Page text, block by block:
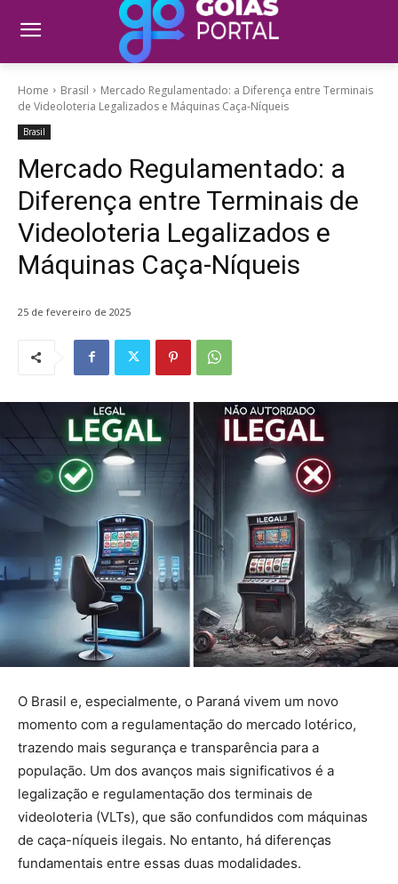
Home Brasil
Mercado Regulamentado: a Diferença entre Terminais
de Videoloteria Legalizados e Máquinas Caça-Níqueis
Brasil
Mercado Regulamentado: a
Diferença entre Terminais de
Videoloteria Legalizados e
Máquinas Caça-Níqueis
25 de fevereiro de 2025
O Brasil e, especialmente, o Paraná vivem um novo
momento com a regulamentação do mercado lotérico,
trazendo mais segurança e transparência para a
população. Um dos avanços mais significativos é a
legalização e regulamentação dos terminais de
videoloteria (VLTs), que são confundidos com máquinas
de caça-níqueis ilegais. No entanto, há diferenças
fundamentais entre essas duas modalidades.